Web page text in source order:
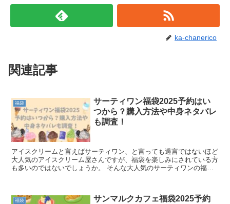
ka-chanerico
関連記事
福袋
サーティワン福袋2025予約はい
つから？購入方法や中身ネタバレ
も調査！
アイスクリームと言えばサーティワン、と言っても過言ではないほど
大人気のアイスクリーム屋さんですが、福袋を楽しみにされている方
も多いのではないでしょうか。 そんな大人気のサーティワンの福袋
福袋
サンマルクカフェ福袋2025予約